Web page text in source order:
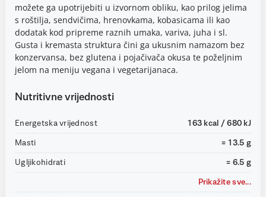
možete ga upotrijebiti u izvornom obliku, kao prilog jelima
s roštilja, sendvičima, hrenovkama, kobasicama ili kao
dodatak kod pripreme raznih umaka, variva, juha i sl.
Gusta i kremasta struktura čini ga ukusnim namazom bez
konzervansa, bez glutena i pojačivača okusa te poželjnim
jelom na meniju vegana i vegetarijanaca.
Nutritivne vrijednosti
Energetska vrijednost 163 kcal / 680 kJ
Masti = 13.5 g
Ugljikohidrati = 6.5 g
Prikažite sve...